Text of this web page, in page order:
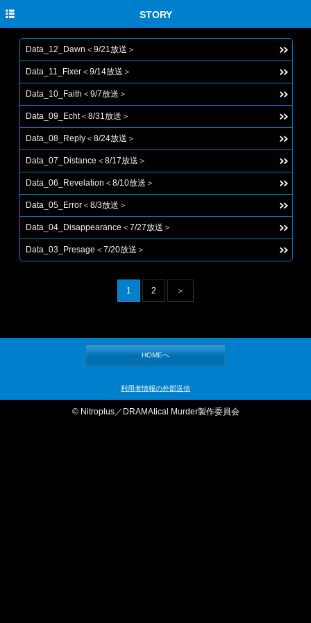
STORY
Data_12_Dawn＜9/21放送＞
Data_11_Fixer＜9/14放送＞
Data_10_Faith＜9/7放送＞
Data_09_Echt＜8/31放送＞
Data_08_Reply＜8/24放送＞
Data_07_Distance＜8/17放送＞
Data_06_Revelation＜8/10放送＞
Data_05_Error＜8/3放送＞
Data_04_Disappearance＜7/27放送＞
Data_03_Presage＜7/20放送＞
1 2 ＞
HOMEへ
利用者情報の外部送信
© Nitroplus／DRAMAtical Murder製作委員会
NEWS
EVENT
STORY
CHARACTER
CAST & STAFF
MOVIE
GOODS
Blu-ray&DVD&CD
TWITTER